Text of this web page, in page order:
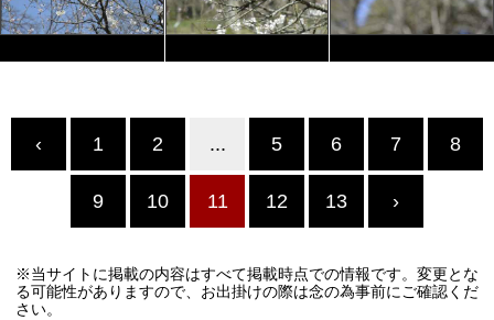
‹ 1 2 ... 5 6 7 8
9 10 11 12 13 ›
※当サイトに掲載の内容はすべて掲載時点での情報です。変更とな
る可能性がありますので、お出掛けの際は念の為事前にご確認くだ
さい。